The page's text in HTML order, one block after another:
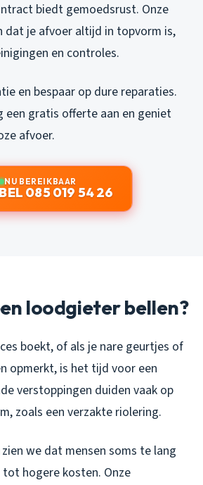
biedt gemoedsrust. Onze
dat je afvoer altijd in topvorm is,
en controles.
en bespaar op dure reparaties.
een gratis offerte aan en geniet
afvoer.
NU BEREIKBAAR
BEL 085 019 54 26
loodgieter bellen?
boekt, of als je nare geurtjes of
opmerkt, is het tijd voor een
verstoppingen duiden vaak op
zoals een verzakte riolering.
we dat mensen soms te lang
hogere kosten. Onze